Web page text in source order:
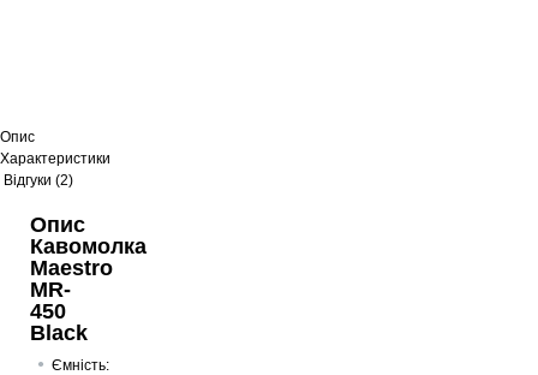
Опис
Характеристики
Відгуки (2)
Опис
Кавомолка
Maestro
MR-
450
Black
Ємність: